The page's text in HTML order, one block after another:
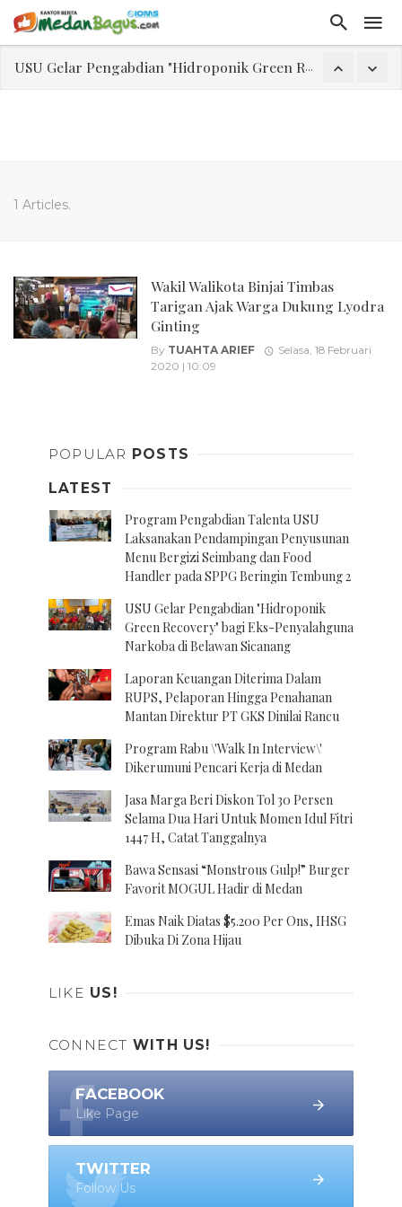
USU Gelar Pengabdian "Hidroponik Green Recovery" bagi Eks-Penyalahguna Narkoba di Belawan Sicanang
1 Articles.
Wakil Walikota Binjai Timbas
Tarigan Ajak Warga Dukung Lyodra
Ginting
By TUAHTA ARIEF
Selasa, 18 Februari
2020 | 10:09
POPULAR POSTS
LATEST
Program Pengabdian Talenta USU
Laksanakan Pendampingan Penyusunan
Menu Bergizi Seimbang dan Food
Handler pada SPPG Beringin Tembung 2
USU Gelar Pengabdian "Hidroponik
Green Recovery" bagi Eks-Penyalahguna
Narkoba di Belawan Sicanang
Laporan Keuangan Diterima Dalam
RUPS, Pelaporan Hingga Penahanan
Mantan Direktur PT GKS Dinilai Rancu
Program Rabu \'Walk In Interview\'
Dikerumuni Pencari Kerja di Medan
Jasa Marga Beri Diskon Tol 30 Persen
Selama Dua Hari Untuk Momen Idul Fitri
1447 H, Catat Tanggalnya
Bawa Sensasi “Monstrous Gulp!” Burger
Favorit MOGUL Hadir di Medan
Emas Naik Diatas $5.200 Per Ons, IHSG
Dibuka Di Zona Hijau
LIKE US!
CONNECT WITH US!
FACEBOOK
Like Page
TWITTER
Follow Us